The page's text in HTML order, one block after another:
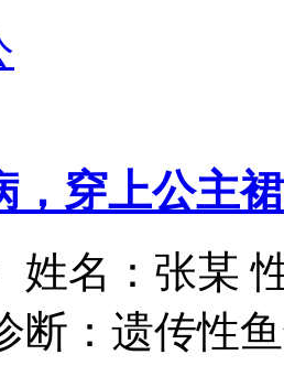
，穿上公主
姓名：张某
断：遗传性